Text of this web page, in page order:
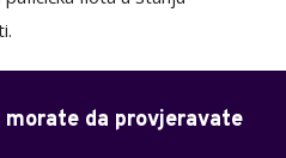
da provjeravate